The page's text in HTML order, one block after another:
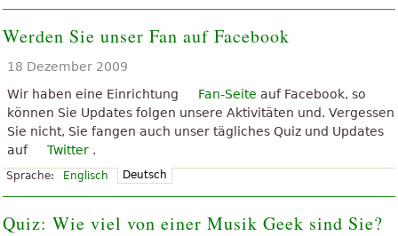
Werden Sie unser Fan auf Facebook
18 Dezember 2009
Wir haben eine Einrichtung
Fan-Seite auf Facebook, so
können Sie Updates folgen unsere Aktivitäten und. Vergessen
Sie nicht, Sie fangen auch unser tägliches Quiz und Updates
auf
Twitter .
Sprache: Englisch Deutsch
Quiz: Wie viel von einer Musik Geek sind Sie?